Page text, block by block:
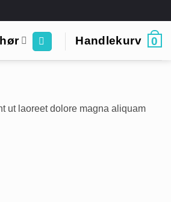
Handlekurv 0
ut laoreet dolore magna aliquam